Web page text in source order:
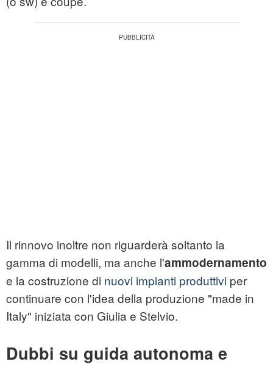
Il rinnovo inoltre non riguarderà soltanto la
gamma di modelli, ma anche l'ammodernamento
e la costruzione di nuovi impianti produttivi per
continuare con l'idea della produzione "made in
Italy" iniziata con Giulia e Stelvio.
Dubbi su guida autonoma e